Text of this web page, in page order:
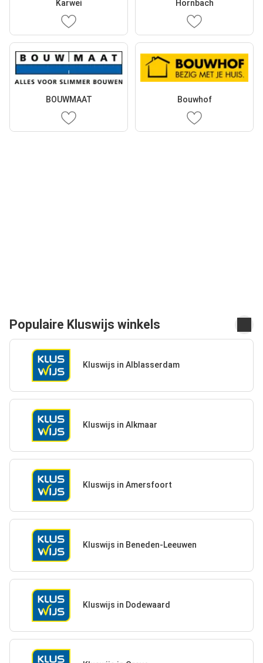
Karwei Hornbach
BOUWMAAT Bouwhof
Populaire Kluswijs winkels
Kluswijs in Alblasserdam
Kluswijs in Alkmaar
Kluswijs in Amersfoort
Kluswijs in Beneden-Leeuwen
Kluswijs in Dodewaard